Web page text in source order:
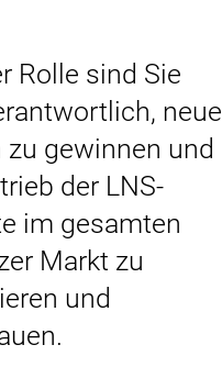
Rolle sind Sie
neue
zu gewinnen und
der LNS-
im gesamten
Markt zu
und